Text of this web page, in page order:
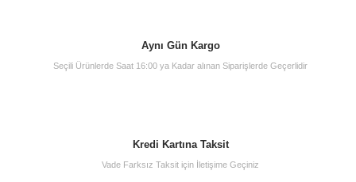
Aynı Gün Kargo
Seçili Ürünlerde Saat 16:00 ya Kadar alınan Siparişlerde Geçerlidir
Kredi Kartına Taksit
Vade Farksız Taksit için İletişime Geçiniz